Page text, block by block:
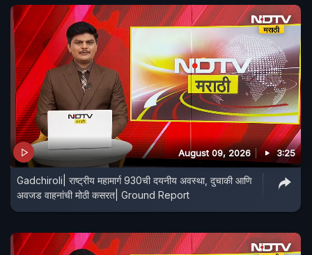
August 09, 2026 3:25
Gadchiroli| राष्ट्रीय महामार्ग 930ची दयनीय अवस्था, दुचाकी आणि
अवजड वाहनांची मोठी कसरत| Ground Report